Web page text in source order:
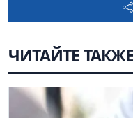
ЧИТАЙТЕ ТАКЖЕ